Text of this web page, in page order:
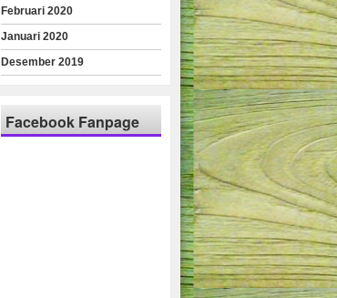
Februari 2020
Januari 2020
Desember 2019
Facebook Fanpage